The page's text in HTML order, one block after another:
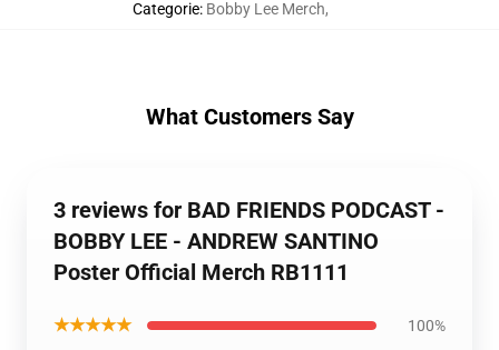
Categorie: Bobby Lee Merch,
What Customers Say
3 reviews for BAD FRIENDS PODCAST -
BOBBY LEE - ANDREW SANTINO
Poster Official Merch RB1111
★★★★★ 100%